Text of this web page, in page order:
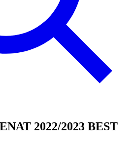
2022/2023 BEST